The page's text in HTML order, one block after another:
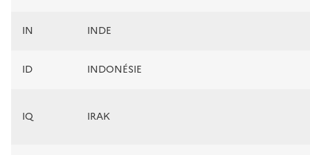
IN INDE
ID INDONÉSIE
IQ IRAK